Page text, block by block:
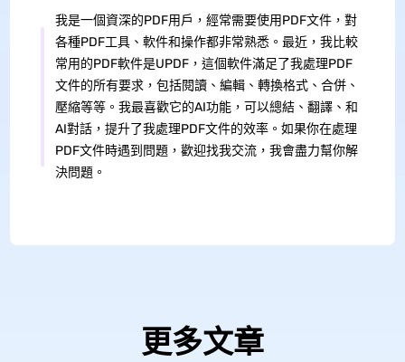
我是一個資深的PDF用戶，經常需要使用PDF文件，對
各種PDF工具、軟件和操作都非常熟悉。最近，我比較
常用的PDF軟件是UPDF，這個軟件滿足了我處理PDF
文件的所有要求，包括閱讀、編輯、轉換格式、合併、
壓縮等等。我最喜歡它的AI功能，可以總結、翻譯、和
AI對話，提升了我處理PDF文件的效率。如果你在處理
PDF文件時遇到問題，歡迎找我交流，我會盡力幫你解
決問題。
更多文章